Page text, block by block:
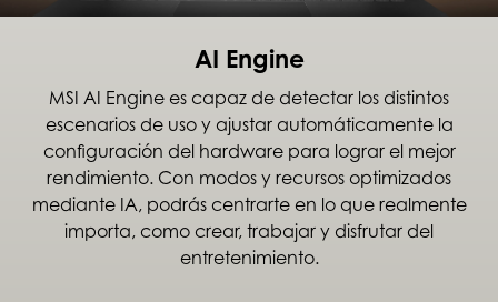
AI Engine
MSI AI Engine es capaz de detectar los distintos
escenarios de uso y ajustar automáticamente la
configuración del hardware para lograr el mejor
rendimiento. Con modos y recursos optimizados
mediante IA, podrás centrarte en lo que realmente
importa, como crear, trabajar y disfrutar del
entretenimiento.